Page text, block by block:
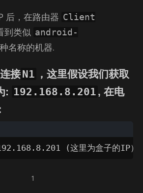
后，在路由器 Client
到类似 android-
名称的机器.
连接N1 ，这里假设我们获取
: 192.168.8.201 , 在电
(这里为盒子的IP
1